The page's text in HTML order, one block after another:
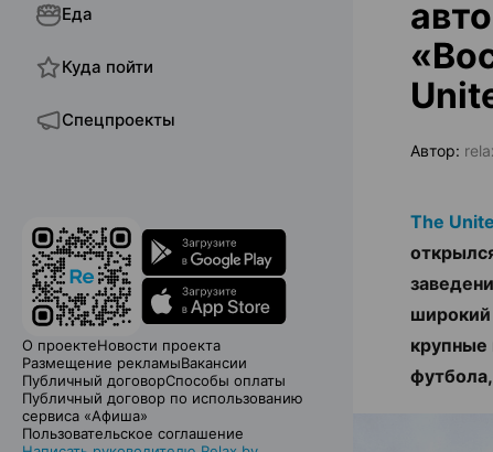
Еда
Куда пойти
Спецпроекты
О проектеНовости проекта
Размещение рекламыВакансии
Публичный договорСпособы оплаты
Публичный договор по использованию
сервиса «Афиша»
Пользовательское соглашение
Автор:
The
широкий
крупные
футбола,